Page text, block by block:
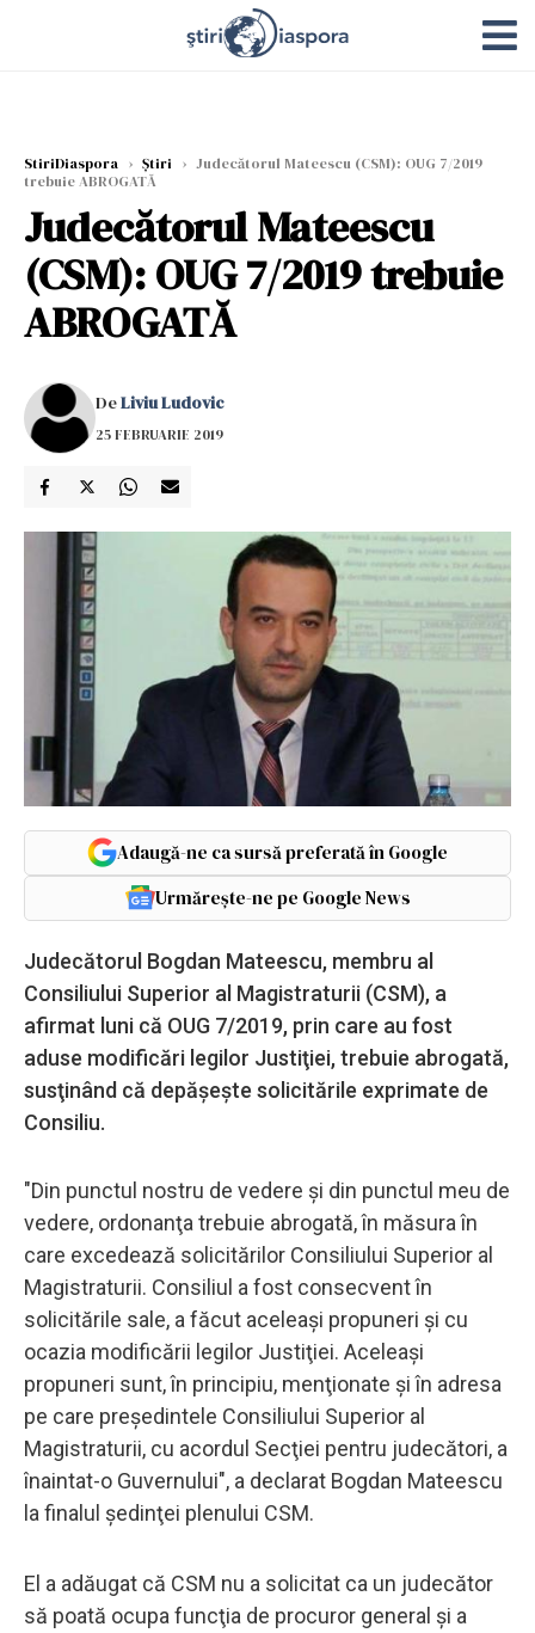
StiriDiaspora › Știri › Judecătorul Mateescu (CSM): OUG 7/2019
trebuie ABROGATĂ
Judecătorul Mateescu
(CSM): OUG 7/2019 trebuie
ABROGATĂ
DeLiviu Ludovic
25 FEBRUARIE 2019
Adaugă-ne ca sursă preferată în Google
Urmărește-ne pe Google News
Judecătorul Bogdan Mateescu, membru al
Consiliului Superior al Magistraturii (CSM), a
afirmat luni că OUG 7/2019, prin care au fost
aduse modificări legilor Justiţiei, trebuie abrogată,
susţinând că depăşeşte solicitările exprimate de
Consiliu.
"Din punctul nostru de vedere şi din punctul meu de
vedere, ordonanţa trebuie abrogată, în măsura în
care excedează solicitărilor Consiliului Superior al
Magistraturii. Consiliul a fost consecvent în
solicitările sale, a făcut aceleaşi propuneri şi cu
ocazia modificării legilor Justiţiei. Aceleaşi
propuneri sunt, în principiu, menţionate şi în adresa
pe care preşedintele Consiliului Superior al
Magistraturii, cu acordul Secţiei pentru judecători, a
înaintat-o Guvernului", a declarat Bogdan Mateescu
la finalul şedinţei plenului CSM.
El a adăugat că CSM nu a solicitat ca un judecător
să poată ocupa funcţia de procuror general şi a